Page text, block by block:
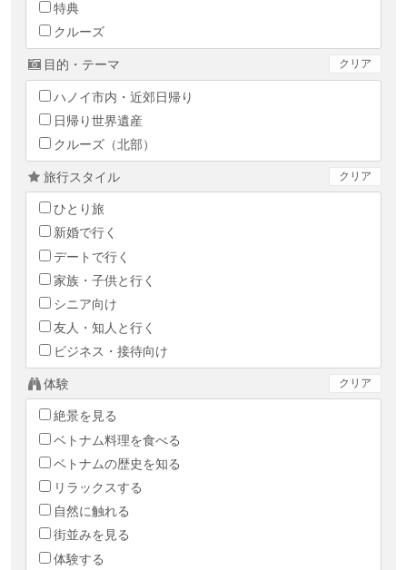
特典
クルーズ
目的・テーマ クリア
ハノイ市内・近郊日帰り
日帰り世界遺産
クルーズ（北部）
旅行スタイル クリア
ひとり旅
新婚で行く
デートで行く
家族・子供と行く
シニア向け
友人・知人と行く
ビジネス・接待向け
体験 クリア
絶景を見る
ベトナム料理を食べる
ベトナムの歴史を知る
リラックスする
自然に触れる
街並みを見る
体験する